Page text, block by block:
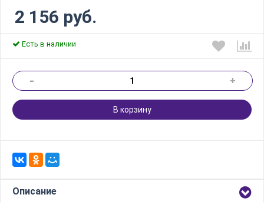
2 156 руб.
Есть в наличии
- +
В корзину
Описание